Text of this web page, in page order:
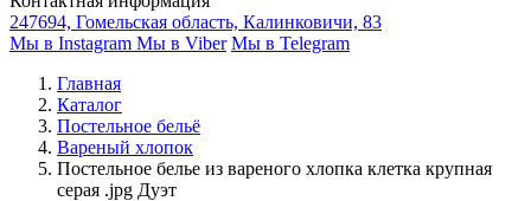
247694, Гомельская область, Калинковичи, 83
Мы в Instagram Мы в Viber Мы в Telegram
Главная
Каталог
Постельное бельё
Вареный хлопок
Постельное белье из вареного хлопка клетка крупная
серая .jpg Дуэт